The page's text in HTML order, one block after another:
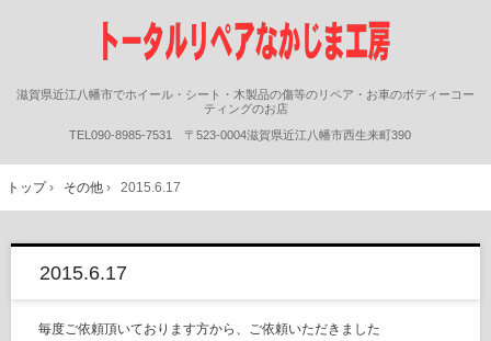
滋賀県近江八幡市でホイール・シート・木製品の傷等のリペア・お車のボディーコー
ティングのお店
TEL090-8985-7531 〒523-0004滋賀県近江八幡市西生来町390
トップ› その他 › 2015.6.17
2015.6.17
毎度ご依頼頂いております方から、ご依頼いただきました